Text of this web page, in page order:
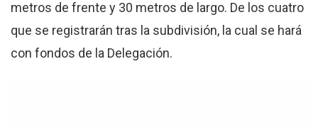
metros de frente y 30 metros de largo. De los cuatro
que se registrarán tras la subdivisión, la cual se hará
con fondos de la Delegación.